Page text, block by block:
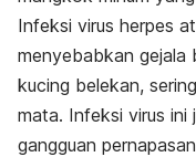
Infeksi virus herpes
menyebabkan gejala
kucing belekan,
mata. Infeksi virus ini
gangguan